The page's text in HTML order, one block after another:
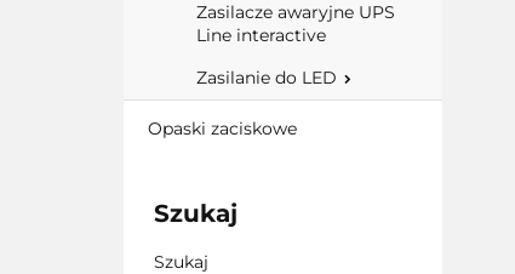
Zasilacze awaryjne UPS
Line interactive
Zasilanie do LED
Opaski zaciskowe
Szukaj
Szukaj